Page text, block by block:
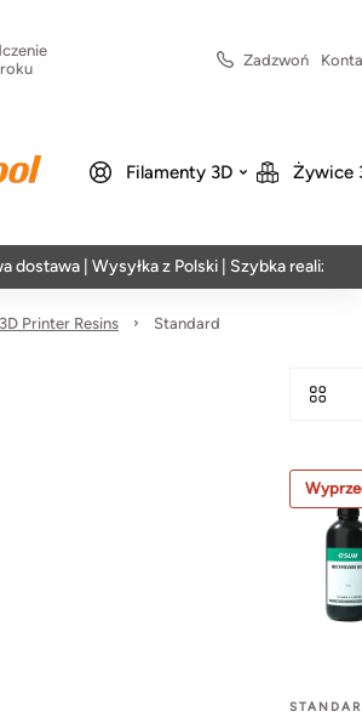
Zadzwoń
Filamenty 3D Żywice
| Wysyłka z Polski | Szybka realizacja w
3D Printer Resins Standard